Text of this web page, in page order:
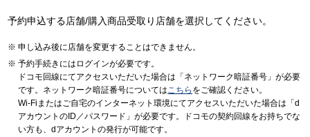
予約申込する店舗/購入商品受取り店舗を選択してください。
申し込み後に店舗を変更することはできません。
予約手続きにはログインが必要です。
ドコモ回線にてアクセスいただいた場合は「ネットワーク暗証番号」が必要
です。ネットワーク暗証番号についてはこちら をご確認ください。
Wi-Fiまたはご自宅のインターネット環境にてアクセスいただいた場合は「d
アカウントのID／パスワード」が必要です。ドコモの契約回線をお持ちでな
い方も、dアカウントの発行が可能です。